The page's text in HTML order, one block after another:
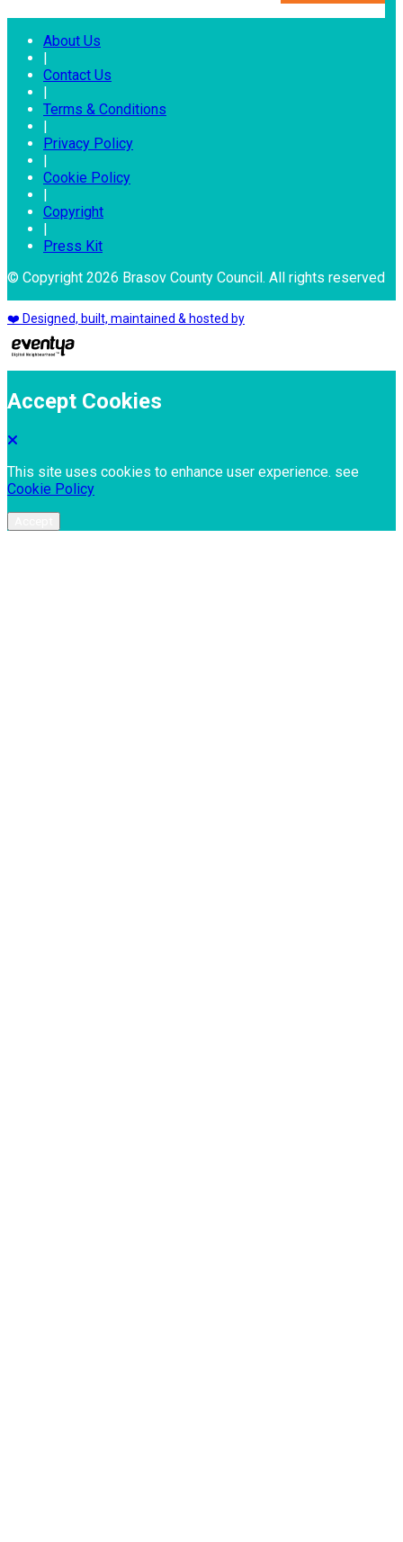
About Us
|
Contact Us
|
Terms & Conditions
|
Privacy Policy
|
Cookie Policy
|
Copyright
|
Press Kit
© Copyright 2026 Brasov County Council. All rights reserved
❤️ Designed, built, maintained & hosted by
Accept Cookies
This site uses cookies to enhance user experience. see
Cookie Policy